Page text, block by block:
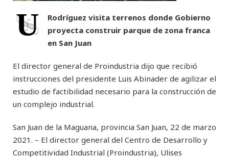
U
Rodríguez visita terrenos donde Gobierno
proyecta construir parque de zona franca
en San Juan
El director general de Proindustria dijo que recibió
instrucciones del presidente Luis Abinader de agilizar el
estudio de factibilidad necesario para la construcción de
un complejo industrial.
San Juan de la Maguana, provincia San Juan, 22 de marzo
2021. – El director general del Centro de Desarrollo y
Competitividad Industrial (Proindustria), Ulises